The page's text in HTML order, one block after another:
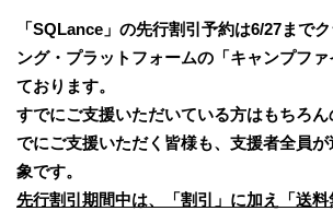
「SQLance」の先行割引予約は6/27まで
ング・プラットフォームの「キャンプフ
ております。
すでにご支援いただいている方はもちろん
でにご支援いただく皆様も、支援者全員
象です。
先行割引期間中は、「割引」に加え「送料